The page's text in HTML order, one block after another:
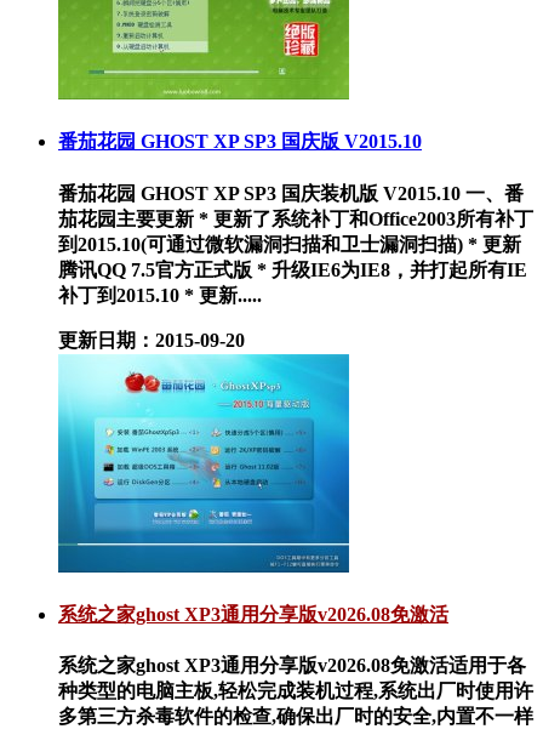
番茄花园 GHOST XP SP3 国庆版 V2015.10
番茄花园 GHOST XP SP3 国庆装机版 V2015.10 一、番
茄花园主要更新 * 更新了系统补丁和Office2003所有补丁
到2015.10(可通过微软漏洞扫描和卫士漏洞扫描) * 更新
腾讯QQ 7.5官方正式版 * 升级IE6为IE8，并打起所有IE
补丁到2015.10 * 更新.....
更新日期：2015-09-20
系统之家ghost XP3通用分享版v2026.08免激活
系统之家ghost XP3通用分享版v2026.08免激活适用于各
种类型的电脑主板,轻松完成装机过程,系统出厂时使用许
多第三方杀毒软件的检查,确保出厂时的安全,内置不一样